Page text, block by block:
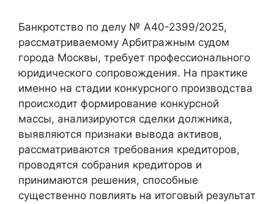
Банкротство по делу № А40-2399/2025,
рассматриваемому Арбитражным судом
города Москвы, требует профессионального
юридического сопровождения. На практике
именно на стадии конкурсного производства
происходит формирование конкурсной
массы, анализируются сделки должника,
выявляются признаки вывода активов,
рассматриваются требования кредиторов,
проводятся собрания кредиторов и
принимаются решения, способные
существенно повлиять на итоговый результат